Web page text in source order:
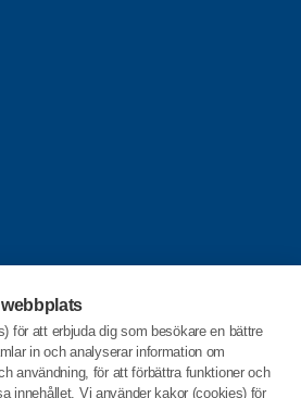
för att erbjuda dig som besökare en bättre
in och analyserar information om
användning, för att förbättra funktioner och
innehållet. Vi använder kakor (cookies) för